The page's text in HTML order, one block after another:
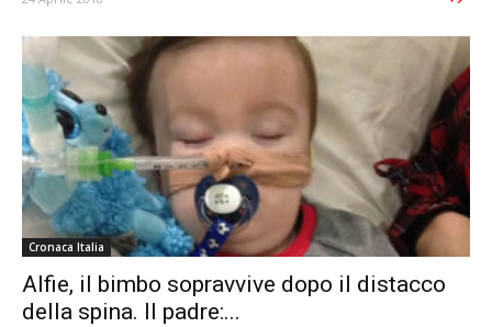
Cronaca Italia
Alfie, il bimbo sopravvive dopo il distacco
della spina. Il padre:...